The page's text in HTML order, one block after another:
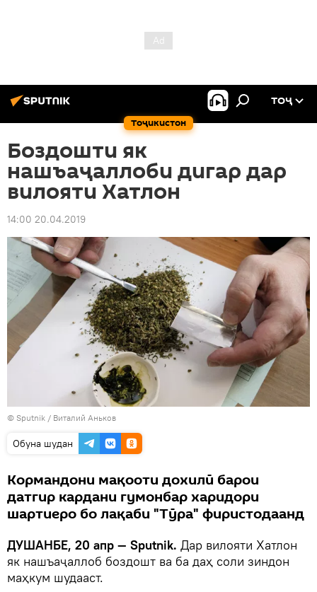
Тоҷикистон
ТОҶ
Боздошти як
нашъаҷаллоби дигар дар
вилояти Хатлон
14:00 20.04.2019
© Sputnik / Виталий Аньков
Обуна шудан
Кормандони мақооти дохилӣ барои
датгир кардани гумонбар харидори
шартиеро бо лақаби "Тӯра" фиристодаанд
ДУШАНБЕ, 20 апр — Sputnik. Дар вилояти Хатлон
як нашъаҷаллоб боздошт ва ба даҳ соли зиндон
маҳкум шудааст.